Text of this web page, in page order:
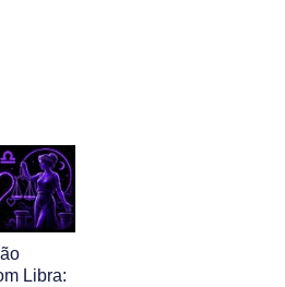
Libra: